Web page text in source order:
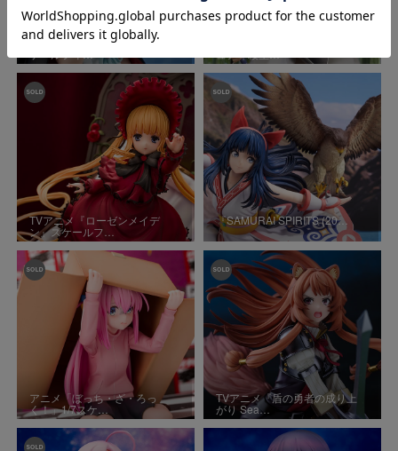
『ときめきトゥナイト』1/7ス
TVアニメ『ローゼンメイデ
ン』スケールフ…
『SAMURAI SPIRITS (20…
アニメ「ぼっち・ざ・ろっ
く！」1/7スケ…
TVアニメ『盾の勇者の成り上
がり Sea…